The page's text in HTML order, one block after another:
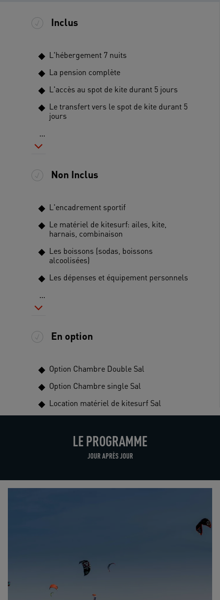
Inclus
L'hébergement 7 nuits
La pension complète
L'accès au spot de kite durant 5 jours
Le transfert vers le spot de kite durant 5
jours
...
Non Inclus
L'encadrement sportif
Le matériel de kitesurf: ailes, kite,
harnais, combinaison
Les boissons (sodas, boissons
alcoolisées)
Les dépenses et équipement personnels
...
En option
Option Chambre Double Sal
Option Chambre single Sal
Location matériel de kitesurf Sal
LE PROGRAMME
JOUR APRÈS JOUR